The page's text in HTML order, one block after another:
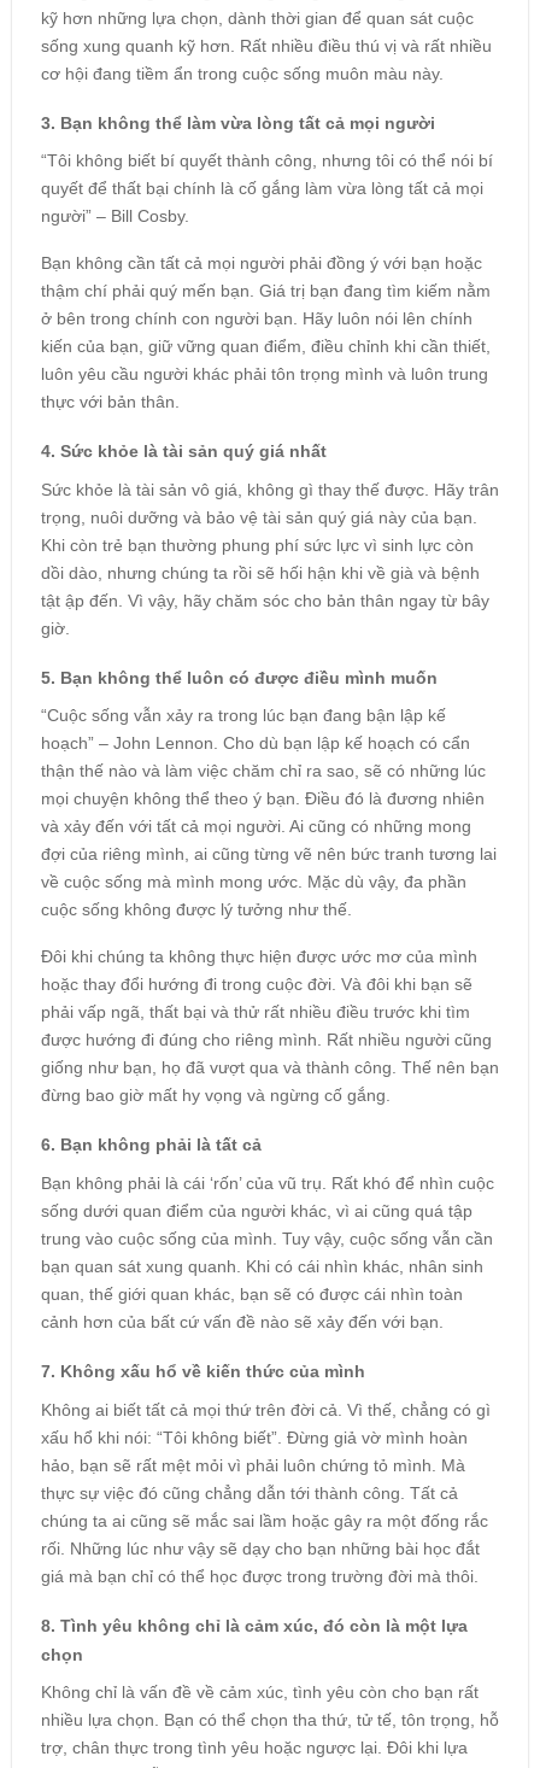
kỹ hơn những lựa chọn, dành thời gian để quan sát cuộc
sống xung quanh kỹ hơn. Rất nhiều điều thú vị và rất nhiều
cơ hội đang tiềm ẩn trong cuộc sống muôn màu này.
3. Bạn không thể làm vừa lòng tất cả mọi người
“Tôi không biết bí quyết thành công, nhưng tôi có thể nói bí
quyết để thất bại chính là cố gắng làm vừa lòng tất cả mọi
người” – Bill Cosby.
Bạn không cần tất cả mọi người phải đồng ý với bạn hoặc
thậm chí phải quý mến bạn. Giá trị bạn đang tìm kiếm nằm
ở bên trong chính con người bạn. Hãy luôn nói lên chính
kiến của bạn, giữ vững quan điểm, điều chỉnh khi cần thiết,
luôn yêu cầu người khác phải tôn trọng mình và luôn trung
thực với bản thân.
4. Sức khỏe là tài sản quý giá nhất
Sức khỏe là tài sản vô giá, không gì thay thế được. Hãy trân
trọng, nuôi dưỡng và bảo vệ tài sản quý giá này của bạn.
Khi còn trẻ bạn thường phung phí sức lực vì sinh lực còn
dồi dào, nhưng chúng ta rồi sẽ hối hận khi về già và bệnh
tật ập đến. Vì vậy, hãy chăm sóc cho bản thân ngay từ bây
giờ.
5. Bạn không thể luôn có được điều mình muốn
“Cuộc sống vẫn xảy ra trong lúc bạn đang bận lập kế
hoạch” – John Lennon. Cho dù bạn lập kế hoạch có cẩn
thận thế nào và làm việc chăm chỉ ra sao, sẽ có những lúc
mọi chuyện không thể theo ý bạn. Điều đó là đương nhiên
và xảy đến với tất cả mọi người. Ai cũng có những mong
đợi của riêng mình, ai cũng từng vẽ nên bức tranh tương lai
về cuộc sống mà mình mong ước. Mặc dù vậy, đa phần
cuộc sống không được lý tưởng như thế.
Đôi khi chúng ta không thực hiện được ước mơ của mình
hoặc thay đổi hướng đi trong cuộc đời. Và đôi khi bạn sẽ
phải vấp ngã, thất bại và thử rất nhiều điều trước khi tìm
được hướng đi đúng cho riêng mình. Rất nhiều người cũng
giống như bạn, họ đã vượt qua và thành công. Thế nên bạn
đừng bao giờ mất hy vọng và ngừng cố gắng.
6. Bạn không phải là tất cả
Bạn không phải là cái ‘rốn’ của vũ trụ. Rất khó để nhìn cuộc
sống dưới quan điểm của người khác, vì ai cũng quá tập
trung vào cuộc sống của mình. Tuy vậy, cuộc sống vẫn cần
bạn quan sát xung quanh. Khi có cái nhìn khác, nhân sinh
quan, thế giới quan khác, bạn sẽ có được cái nhìn toàn
cảnh hơn của bất cứ vấn đề nào sẽ xảy đến với bạn.
7. Không xấu hổ về kiến thức của mình
Không ai biết tất cả mọi thứ trên đời cả. Vì thế, chẳng có gì
xấu hổ khi nói: “Tôi không biết”. Đừng giả vờ mình hoàn
hảo, bạn sẽ rất mệt mỏi vì phải luôn chứng tỏ mình. Mà
thực sự việc đó cũng chẳng dẫn tới thành công. Tất cả
chúng ta ai cũng sẽ mắc sai lầm hoặc gây ra một đống rắc
rối. Những lúc như vậy sẽ dạy cho bạn những bài học đắt
giá mà bạn chỉ có thể học được trong trường đời mà thôi.
8. Tình yêu không chỉ là cảm xúc, đó còn là một lựa
chọn
Không chỉ là vấn đề về cảm xúc, tình yêu còn cho bạn rất
nhiều lựa chọn. Bạn có thể chọn tha thứ, tử tế, tôn trọng, hỗ
trợ, chân thực trong tình yêu hoặc ngược lại. Đôi khi lựa